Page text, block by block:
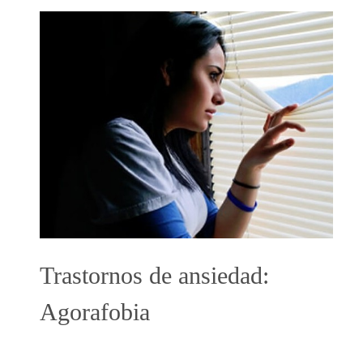
Trastornos de ansiedad:
Agorafobia